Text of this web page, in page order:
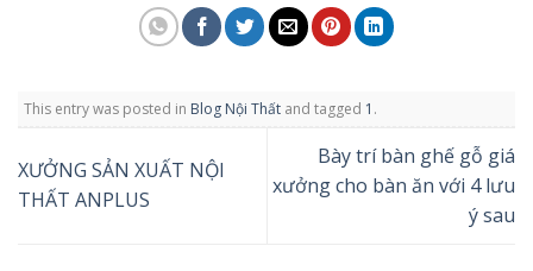
This entry was posted in Blog Nội Thất and tagged 1 .
XƯỞNG SẢN XUẤT NỘI
THẤT ANPLUS
Bày trí bàn ghế gỗ giá
xưởng cho bàn ăn với 4 lưu
ý sau